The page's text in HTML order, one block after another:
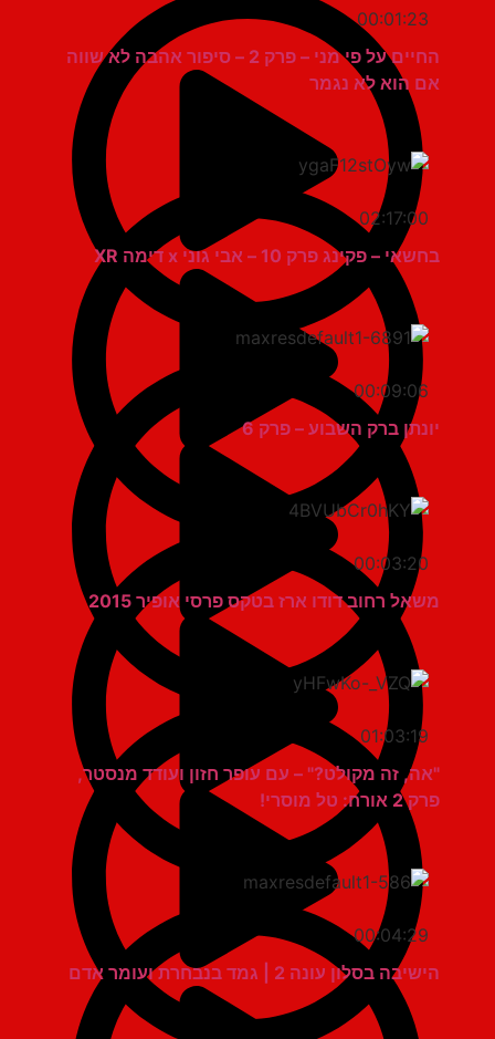
00:01:23
החיים על פי מני – פרק 2 – סיפור אהבה לא שווה
אם הוא לא נגמר
02:17:00
בחשאי – פקינג פרק 10 – אבי גוני x דימה XR
00:09:06
יונתן ברק השבוע – פרק 6
00:03:20
משאל רחוב דודו ארז בטקס פרסי אופיר 2015
01:03:19
"אה, זה מקולט?" – עם עופר חזון ועודד מנסטר,
00:04:29
הישיבה בסלון עונה 2 | גמד בנבחרת ועומר אדם